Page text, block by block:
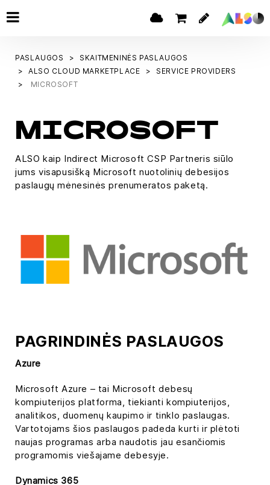
PASLAUGOS
SKAITMENINĖS PASLAUGOS
ALSO CLOUD MARKETPLACE
SERVICE PROVIDERS
MICROSOFT
MICROSOFT
ALSO kaip Indirect Microsoft CSP Partneris siūlo
jums visapusišką Microsoft nuotolinių debesijos
paslaugų mėnesinės prenumeratos paketą.
PAGRINDINĖS PASLAUGOS
Azure
Microsoft Azure – tai Microsoft debesų
kompiuterijos platforma, tiekianti kompiuterijos,
analitikos, duomenų kaupimo ir tinklo paslaugas.
Vartotojams šios paslaugos padeda kurti ir plėtoti
naujas programas arba naudotis jau esančiomis
programomis viešajame debesyje.
Dynamics 365